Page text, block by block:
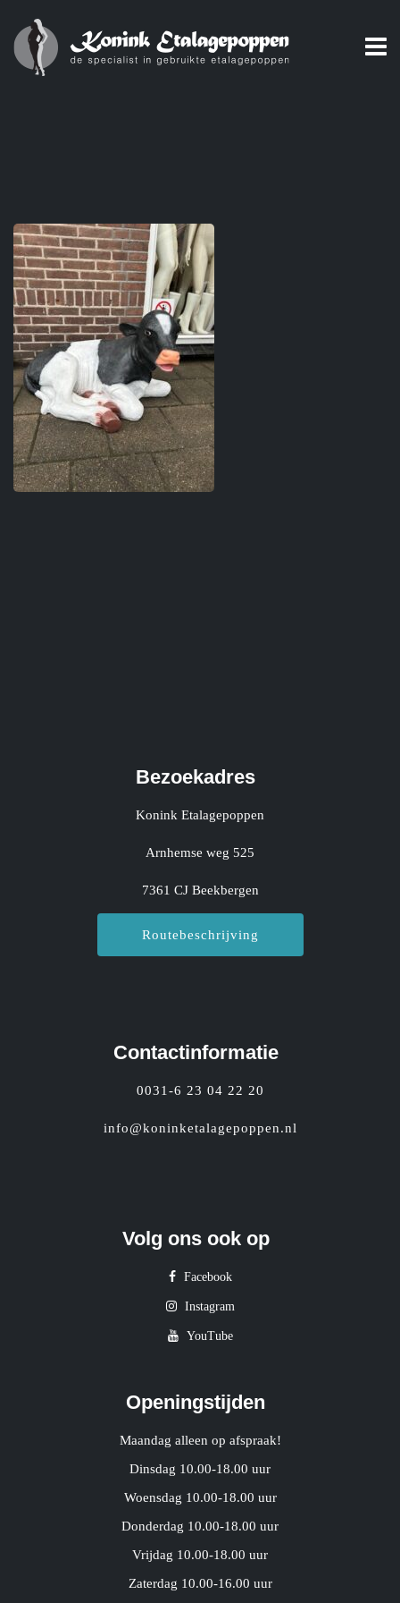
Bezoekadres
Konink Etalagepoppen
Arnhemse weg 525
7361 CJ Beekbergen
Routebeschrijving
Contactinformatie
0031-6 23 04 22 20
info@koninketalagepoppen.nl
Volg ons ook op
Facebook
Instagram
YouTube
Openingstijden
Maandag alleen op afspraak!
Dinsdag 10.00-18.00 uur
Woensdag 10.00-18.00 uur
Donderdag 10.00-18.00 uur
Vrijdag 10.00-18.00 uur
Zaterdag 10.00-16.00 uur